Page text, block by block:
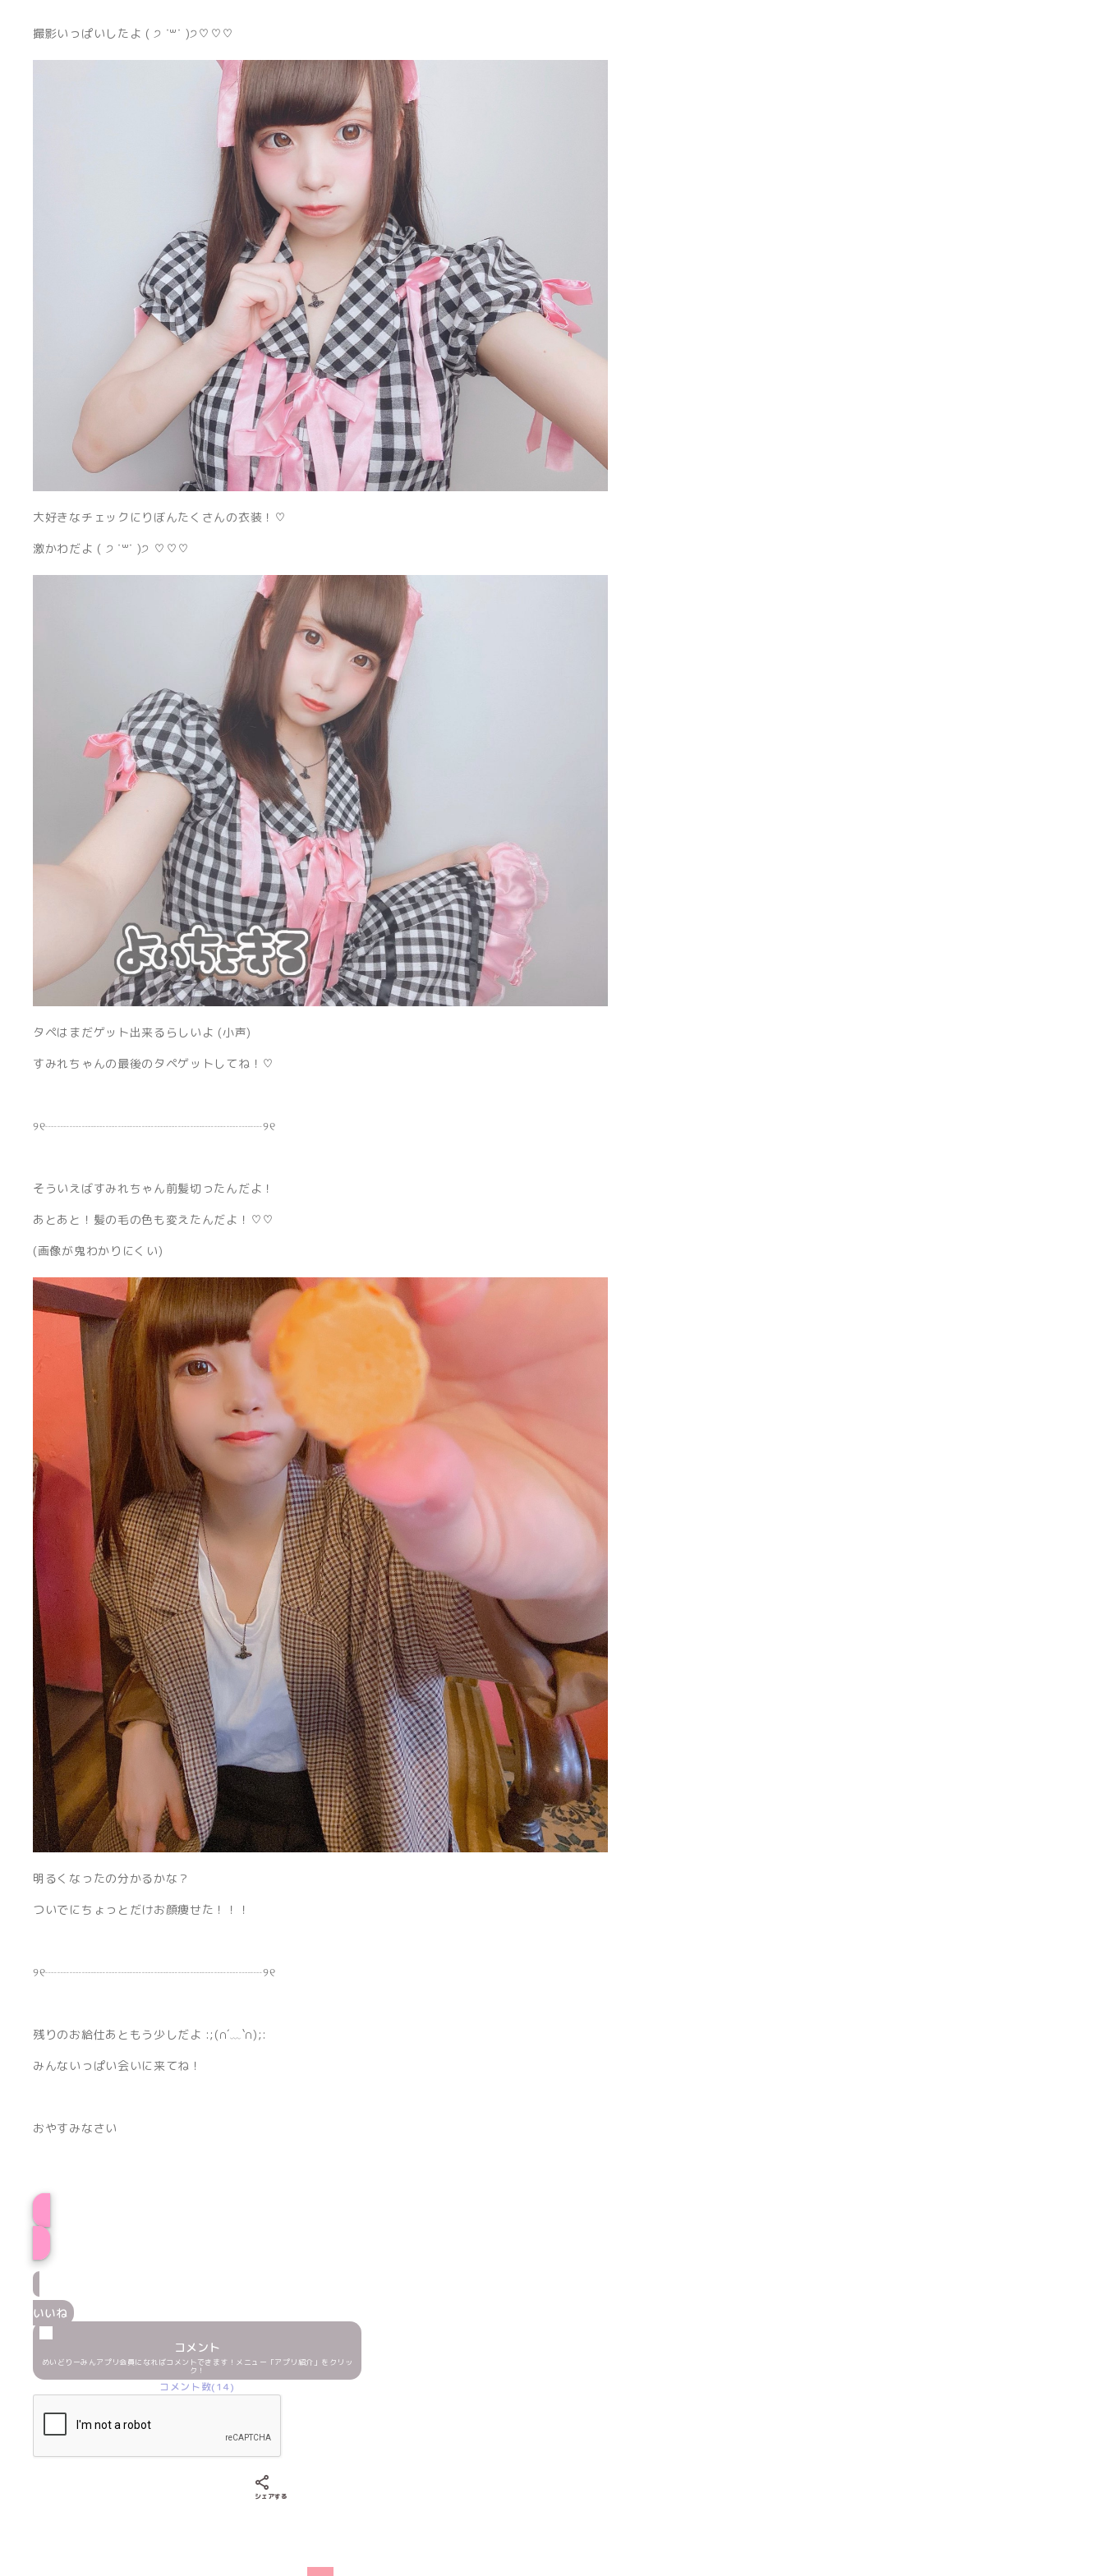
撮影いっぱいしたよ ( ੭ ˙꒳​˙ )੭♡♡♡
大好きなチェックにりぼんたくさんの衣装！♡
激かわだよ ( ੭ ˙꒳​˙ )੭ ♡♡♡
タペはまだゲット出来るらしいよ (小声)
すみれちゃんの最後のタペゲットしてね！♡
୨୧┈┈┈┈┈┈┈┈┈┈┈┈┈┈┈┈┈┈୨୧
そういえばすみれちゃん前髪切ったんだよ！
あとあと！髪の毛の色も変えたんだよ！♡♡
(画像が鬼わかりにくい)
明るくなったの分かるかな？
ついでにちょっとだけお顔痩せた！！！
୨୧┈┈┈┈┈┈┈┈┈┈┈┈┈┈┈┈┈┈୨୧
残りのお給仕あともう少しだよ :;(∩︎´﹏`∩︎);:
みんないっぱい会いに来てね！
おやすみなさい
いいね
コメント
めいどりーみんアプリ会員になればコメントできます！メニュー「アプリ紹介」をクリッ
ク！
コメント数(14)
シェアする